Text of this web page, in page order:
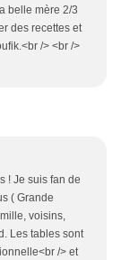
belle mère 2/3
des recettes et
/> <br />
! Je suis fan de
( Grande
voisins,
Les tables sont
/> et